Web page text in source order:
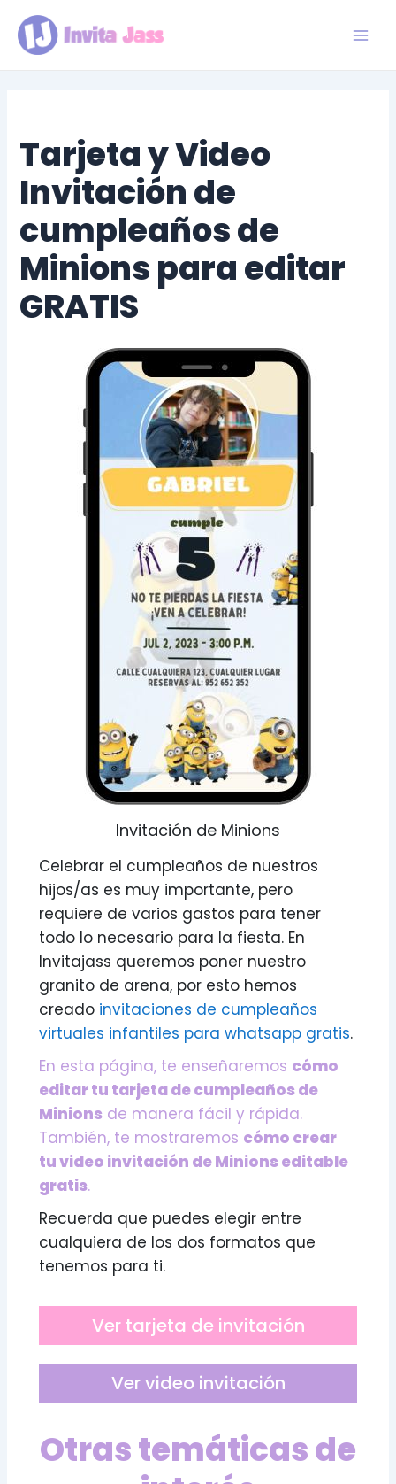
contenido
Tarjeta y Video
Invitación de
cumpleaños de
Minions para editar
GRATIS
Invitación de Minions
Celebrar el cumpleaños de nuestros
hijos/as es muy importante, pero
requiere de varios gastos para tener
todo lo necesario para la fiesta. En
Invitajass queremos poner nuestro
granito de arena, por esto hemos
creado invitaciones de cumpleaños
virtuales infantiles para whatsapp gratis.
En esta página, te enseñaremos cómo
editar tu tarjeta de cumpleaños de
Minions de manera fácil y rápida.
También, te mostraremos cómo crear
tu video invitación de Minions editable
gratis.
Recuerda que puedes elegir entre
cualquiera de los dos formatos que
tenemos para ti.
Ver tarjeta de invitación
Ver video invitación
Otras temáticas de